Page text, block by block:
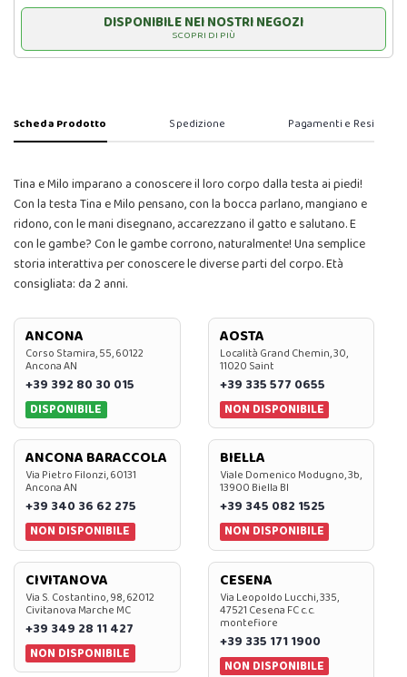
DISPONIBILE NEI NOSTRI NEGOZI
SCOPRI DI PIÙ
Scheda Prodotto Spedizione Pagamenti e Resi
Tina e Milo imparano a conoscere il loro corpo dalla testa ai piedi!
Con la testa Tina e Milo pensano, con la bocca parlano, mangiano e
ridono, con le mani disegnano, accarezzano il gatto e salutano. E
con le gambe? Con le gambe corrono, naturalmente! Una semplice
storia interattiva per conoscere le diverse parti del corpo. Età
consigliata: da 2 anni.
ANCONA
Corso Stamira, 55, 60122
Ancona AN
+39 392 80 30 015
DISPONIBILE
AOSTA
Località Grand Chemin, 30,
11020 Saint
+39 335 577 0655
NON DISPONIBILE
ANCONA BARACCOLA
Via Pietro Filonzi, 60131
Ancona AN
+39 340 36 62 275
NON DISPONIBILE
BIELLA
Viale Domenico Modugno, 3b,
13900 Biella BI
+39 345 082 1525
NON DISPONIBILE
CIVITANOVA
Via S. Costantino, 98, 62012
Civitanova Marche MC
+39 349 28 11 427
NON DISPONIBILE
CESENA
Via Leopoldo Lucchi, 335,
47521 Cesena FC c.c.
montefiore
+39 335 171 1900
NON DISPONIBILE